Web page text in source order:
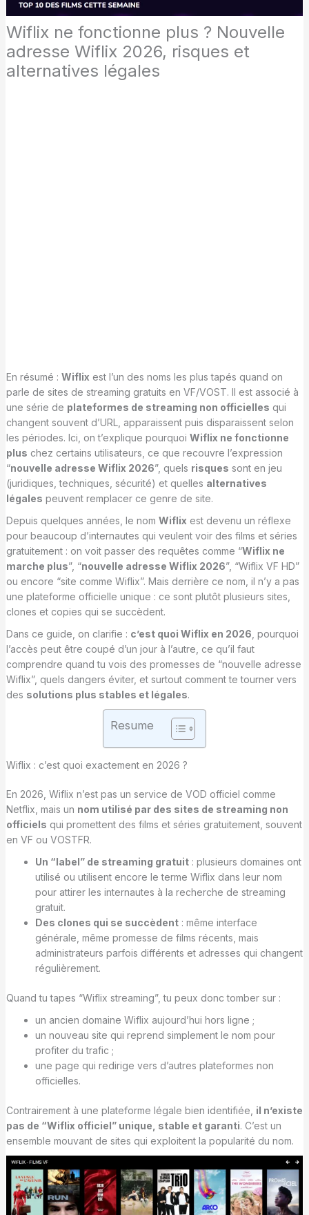
Wiflix ne fonctionne plus ? Nouvelle
adresse Wiflix 2026, risques et
alternatives légales
En résumé : Wiflix est l’un des noms les plus tapés quand on
parle de sites de streaming gratuits en VF/VOST. Il est associé à
une série de plateformes de streaming non officielles qui
changent souvent d’URL, apparaissent puis disparaissent selon
les périodes. Ici, on t’explique pourquoi Wiflix ne fonctionne
plus chez certains utilisateurs, ce que recouvre l’expression
“nouvelle adresse Wiflix 2026”, quels risques sont en jeu
(juridiques, techniques, sécurité) et quelles alternatives
légales peuvent remplacer ce genre de site.
Depuis quelques années, le nom Wiflix est devenu un réflexe
pour beaucoup d’internautes qui veulent voir des films et séries
gratuitement : on voit passer des requêtes comme “Wiflix ne
marche plus”, “nouvelle adresse Wiflix 2026”, “Wiflix VF HD”
ou encore “site comme Wiflix”. Mais derrière ce nom, il n’y a pas
une plateforme officielle unique : ce sont plutôt plusieurs sites,
clones et copies qui se succèdent.
Dans ce guide, on clarifie : c’est quoi Wiflix en 2026 , pourquoi
l’accès peut être coupé d’un jour à l’autre, ce qu’il faut
comprendre quand tu vois des promesses de “nouvelle adresse
Wiflix”, quels dangers éviter, et surtout comment te tourner vers
des solutions plus stables et légales.
Resume
Wiflix : c’est quoi exactement en 2026 ?
En 2026, Wiflix n’est pas un service de VOD officiel comme
Netflix, mais un nom utilisé par des sites de streaming non
officiels qui promettent des films et séries gratuitement, souvent
en VF ou VOSTFR.
Un “label” de streaming gratuit: plusieurs domaines ont
utilisé ou utilisent encore le terme Wiflix dans leur nom
pour attirer les internautes à la recherche de streaming
gratuit.
Des clones qui se succèdent: même interface
générale, même promesse de films récents, mais
administrateurs parfois différents et adresses qui changent
régulièrement.
Quand tu tapes “Wiflix streaming”, tu peux donc tomber sur :
un ancien domaine Wiflix aujourd’hui hors ligne ;
un nouveau site qui reprend simplement le nom pour
profiter du trafic ;
une page qui redirige vers d’autres plateformes non
officielles.
Contrairement à une plateforme légale bien identifiée, il n’existe
pas de “Wiflix officiel” unique, stable et garanti. C’est un
ensemble mouvant de sites qui exploitent la popularité du nom.